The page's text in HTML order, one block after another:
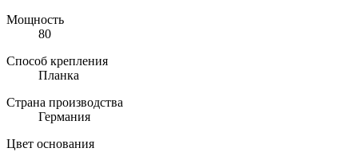
Мощность
80
Способ крепления
Планка
Страна производства
Германия
Цвет основания